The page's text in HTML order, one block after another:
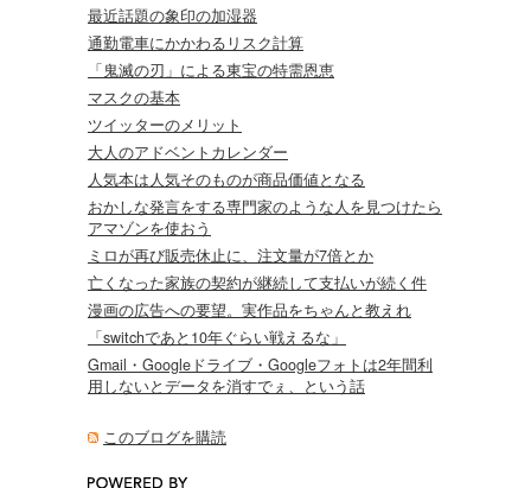
最近話題の象印の加湿器
通勤電車にかかわるリスク計算
「鬼滅の刃」による東宝の特需恩恵
マスクの基本
ツイッターのメリット
大人のアドベントカレンダー
人気本は人気そのものが商品価値となる
おかしな発言をする専門家のような人を見つけたら
アマゾンを使おう
ミロが再び販売休止に、注文量が7倍とか
亡くなった家族の契約が継続して支払いが続く件
漫画の広告への要望。実作品をちゃんと教えれ
「switchであと10年ぐらい戦えるな」
Gmail・Googleドライブ・Googleフォトは2年間利
用しないとデータを消すでぇ、という話
このブログを購読